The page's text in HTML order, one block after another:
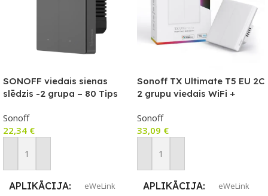
SONOFF viedais sienas
slēdzis -2 grupa – 80 Tips
Sonoff
22,34 €
Pievienot Grozam
APLIKĀCIJA eWeLink
Sonoff TX Ultimate T5 EU 2C
2 grupu viedais WiFi +
(Bluetooth) sienas
skārienjutīgais gaismas
Sonoff
33,09 €
Pievienot Grozam
APLIKĀCIJA eWeLink